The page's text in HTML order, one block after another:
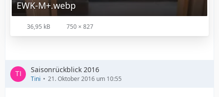
EWK-M+.webp
36,95 kB 750 × 827
Saisonrückblick 2016
Tini 21. Oktober 2016 um 10:55